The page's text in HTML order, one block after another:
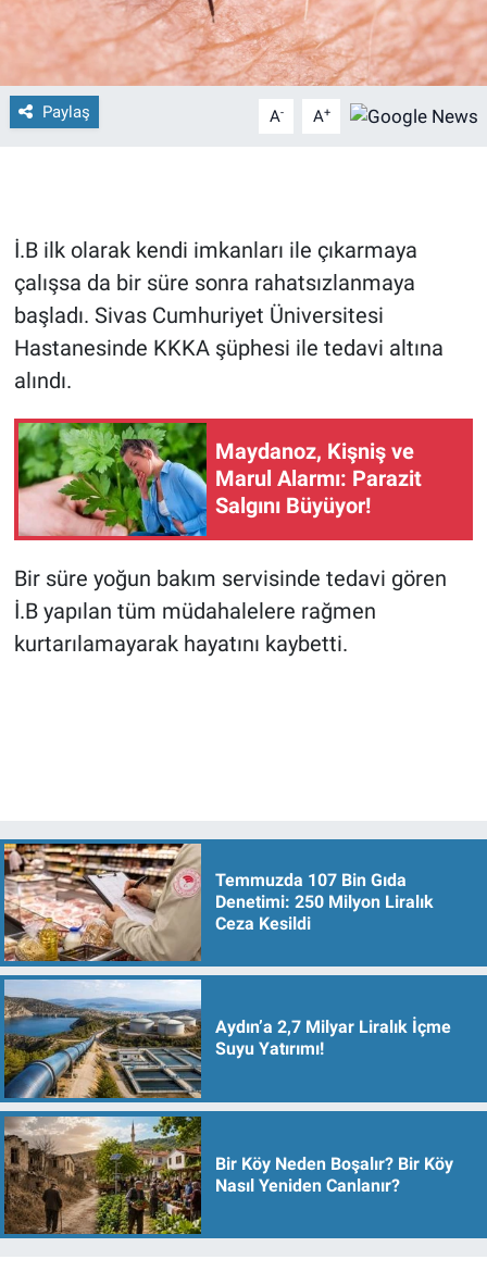
Paylaş A- A+
İ.B ilk olarak kendi imkanları ile çıkarmaya
çalışsa da bir süre sonra rahatsızlanmaya
başladı. Sivas Cumhuriyet Üniversitesi
Hastanesinde KKKA şüphesi ile tedavi altına
alındı.
Maydanoz, Kişniş ve
Marul Alarmı: Parazit
Salgını Büyüyor!
Bir süre yoğun bakım servisinde tedavi gören
İ.B yapılan tüm müdahalelere rağmen
kurtarılamayarak hayatını kaybetti.
Temmuzda 107 Bin Gıda
Denetimi: 250 Milyon Liralık
Ceza Kesildi
Aydın’a 2,7 Milyar Liralık İçme
Suyu Yatırımı!
Bir Köy Neden Boşalır? Bir Köy
Nasıl Yeniden Canlanır?